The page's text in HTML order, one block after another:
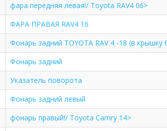
фара передняя левая!/ Toyota RAV4 06>
ФАРА ПРАВАЯ RAV4 16
Фонарь задний TOYOTA RAV 4 -18 (в крышку
Фонарь задний
Указатель поворота
Фонарь задний левый
фонарь правый!/ Toyota Camry 14>